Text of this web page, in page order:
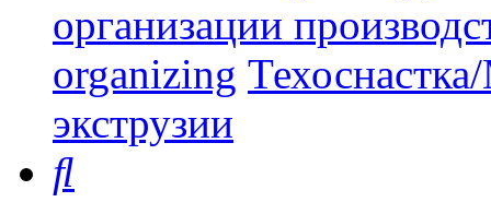
организации
organizing
экструзии